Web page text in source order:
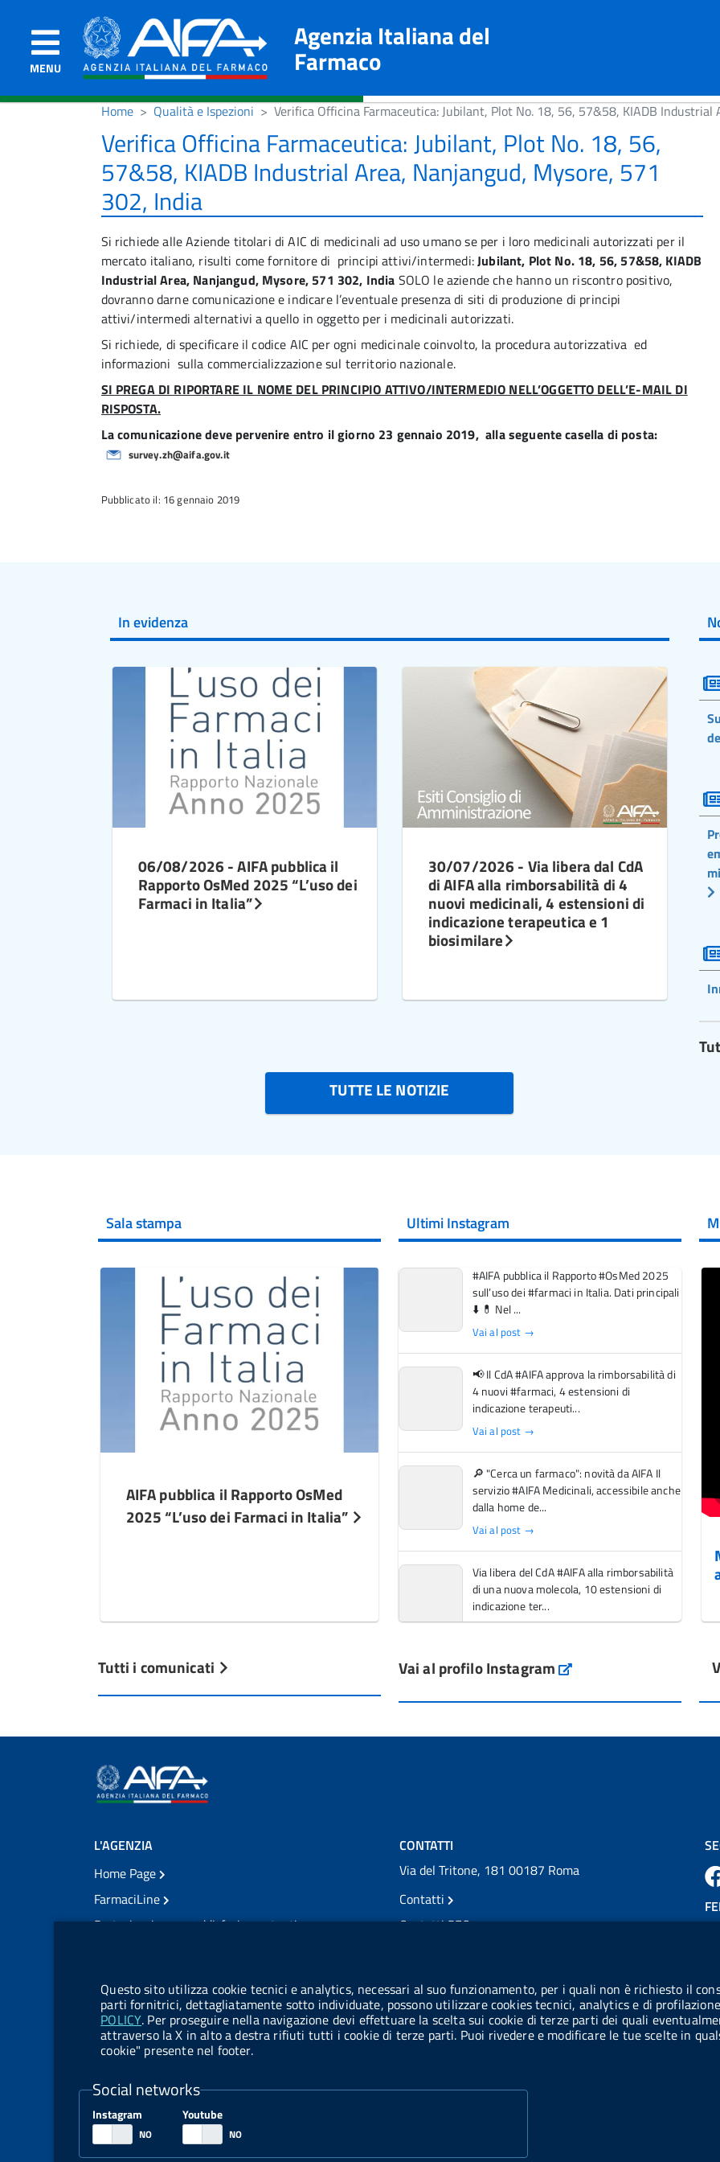
MENU
Agenzia Italiana del
Farmaco
Home Qualità e Ispezioni Verifica Officina Farmaceutica: Jubilant, Plot No. 18, 56, 57&58, KIADB
Verifica Officina Farmaceutica: Jubilant, Plot No. 18, 56,
57&58, KIADB Industrial Area, Nanjangud, Mysore, 571
302, India
Si richiede alle Aziende titolari di AIC di medicinali ad uso umano se per i loro medicinali autorizzati per il
mercato italiano, risulti come fornitore di principi attivi/intermedi:Jubilant, Plot No. 18, 56, 57&58, KIADB
Industrial Area, Nanjangud, Mysore, 571 302, India SOLO le aziende che hanno un riscontro positivo,
dovranno darne comunicazione e indicare l’eventuale presenza di siti di produzione di principi
attivi/intermedi alternativi a quello in oggetto per i medicinali autorizzati.
Si richiede, di specificare il codice AIC per ogni medicinale coinvolto, la procedura autorizzativa ed
informazioni sulla commercializzazione sul territorio nazionale.
SI PREGA DI RIPORTARE IL NOME DEL PRINCIPIO ATTIVO/INTERMEDIO NELL’OGGETTO DELL’E-MAIL DI
RISPOSTA.
La comunicazione deve pervenire entro il giorno 23 gennaio 2019, alla seguente casella di posta:
survey.zh@aifa.gov.it
Pubblicato il: 16 gennaio 2019
In evidenza
06/08/2026 - AIFA pubblica il
Rapporto OsMed 2025 “L’uso dei
Farmaci in Italia”
30/07/2026 - Via libera dal CdA
di AIFA alla rimborsabilità di 4
nuovi medicinali, 4 estensioni di
indicazione terapeutica e 1
biosimilare
TUTTE LE NOTIZIE
Sala stampa
AIFA pubblica il Rapporto OsMed
2025 “L’uso dei Farmaci in Italia”
Tutti i comunicati
Ultimi Instagram
#AIFA pubblica il Rapporto #OsMed 2025
sull’uso dei #farmaci in Italia. Dati principali
⬇️ 💊 Nel ...
Vai al post →
📢 Il CdA #AIFA approva la rimborsabilità di
4 nuovi #farmaci, 4 estensioni di
indicazione terapeuti...
Vai al post →
🔎 "Cerca un farmaco": novità da AIFA Il
servizio #AIFA Medicinali, accessibile anche
dalla home de...
Vai al post →
Via libera del CdA #AIFA alla rimborsabilità
di una nuova molecola, 10 estensioni di
indicazione ter...
L'Italia si conferma tra i primi Paesi europei
dal Servi...
Vai al profilo Instagram Instagram
Questo sito utilizza cookie tecnici e analytics, necessari al suo funzionamento, per i quali non è richiesto il
parti fornitrici, dettagliatamente sotto individuate, possono utilizzare cookies tecnici, analytics e di
POLICY. Per proseguire nella navigazione devi effettuare la scelta sui cookie di terze parti dei quali
attraverso la X in alto a destra rifiuti tutti i cookie di terze parti. Puoi rivedere e modificare le tue scelte in
cookie" presente nel footer.
Social networks
Instagram Youtube
L'AGENZIA
Home Page
FarmaciLine
Partecipazione e soddisfazione utenti
Amministrazione Trasparente
Atti di notifica
Pubblicità legale
TrovaNormeFarmaco
Bandi di Gara e Contratti
CONTATTI
Via del Tritone, 181 00187 Roma
Contatti
Contatti PEC
Codice Fiscale: 97345810580
Codice IPA AIFA: aifa_rm
Codice IPA UCB: UFE1TR